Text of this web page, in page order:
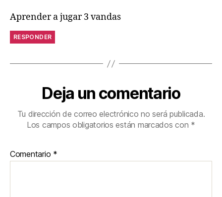
Aprender a jugar 3 vandas
RESPONDER
Deja un comentario
Tu dirección de correo electrónico no será publicada.
Los campos obligatorios están marcados con *
Comentario *